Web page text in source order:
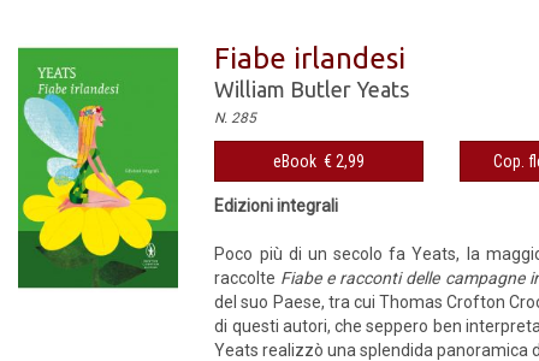
Fiabe irlandesi
William Butler Yeats
N. 285
eBook € 2,99 Cop.
Edizioni integrali
Poco più di un secolo fa Yeats, la
raccolte Fiabe e racconti delle campagne
del suo Paese, tra cui Thomas Crofton
di questi autori, che seppero ben
Yeats realizzò una splendida panoramica